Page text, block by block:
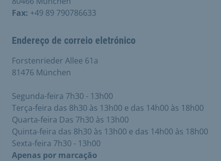
Fax: +49 89 790786633
Endereço de correio eletrónico
Forstenrieder Allee 61a
81476 München
Segunda-feira 7h30 - 13h00
Terça-feira das 8h30 às 13h00 e das 14h00 às 18h00
Quarta-feira Das 7h30 às 13h00
Quinta-feira das 8h30 às 13h00 e das 14h00 às 18h00
Sexta-feira 7h30 - 13h00
Apenas por marcação